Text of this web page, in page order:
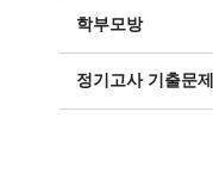
학부모방
정기고사 기출문제